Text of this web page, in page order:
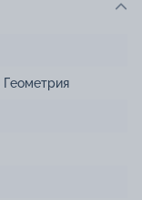
Геометрия